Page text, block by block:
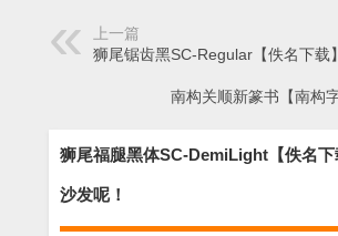
上一篇
狮尾锯齿黑SC-Regular【佚名下载】
南构关顺新篆书【南构
狮尾福腿黑体SC-DemiLight【佚名
沙发呢！